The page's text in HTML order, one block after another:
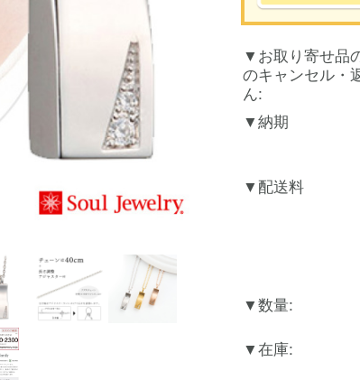
LINEのアカウ
お取り寄せ品
のキャンセル・
ん:
納期
配送料
数量:
在庫: